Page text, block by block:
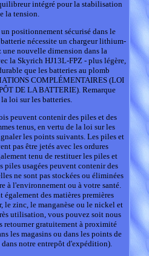
intégré pour la stabilisation
la tension.
positionnement sécurisé dans le
nécessite un chargeur lithium-
une nouvelle dimension dans la
la Skyrich HJ13L-FPZ - plus légère,
que les batteries au plomb
COMPLÉMENTAIRES (LOI
DE LA BATTERIE). Remarque
loi sur les batteries.
peuvent contenir des piles et des
tenus, en vertu de la loi sur les
les points suivants. Les piles et
pas être jetés avec les ordures
tenu de restituer les piles et
piles usagées peuvent contenir des
ne sont pas stockées ou éliminées
à l'environnement ou à votre santé.
des matières premières
le zinc, le manganèse ou le nickel et
utilisation, vous pouvez soit nous
retourner gratuitement à proximité
les magasins ou dans les points de
notre entrepôt d'expédition).